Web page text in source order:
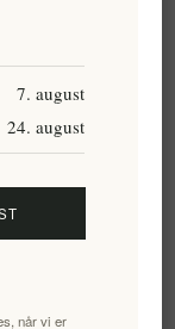
(FOR
7. august
24. august
når vi er